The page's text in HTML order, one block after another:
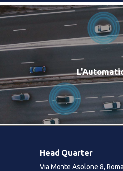
Head Quarter
Via Monte Asolone 8, Roma